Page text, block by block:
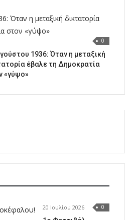
0
1936: Όταν η μεταξική
έβαλε τη Δημοκρατία
«γύψο»
20 Ιουλίου 2026 0